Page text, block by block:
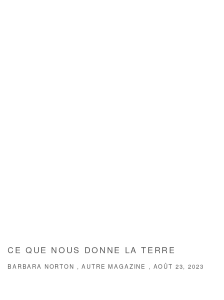
CE QUE NOUS DONNE LA TERRE
BARBARA NORTON , AUTRE MAGAZINE , AOÛT 23, 2023